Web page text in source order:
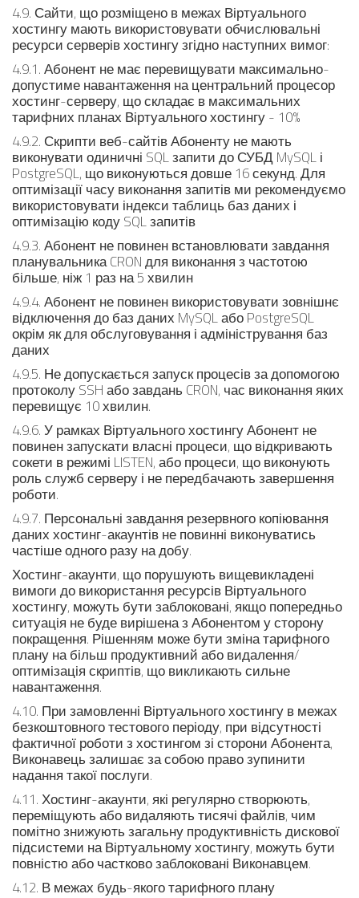
4.9. Сайти, що розміщено в межах Віртуального
хостингу мають використовувати обчислювальні
ресурси серверів хостингу згідно наступних вимог:
4.9.1. Абонент не має перевищувати максимально-
допустиме навантаження на центральний процесор
хостинг-серверу, що складає в максимальних
тарифних планах Віртуального хостингу - 10%
4.9.2. Скрипти веб-сайтів Абоненту не мають
виконувати одиничні SQL запити до СУБД MySQL і
PostgreSQL, що виконуються довше 16 секунд. Для
оптимізації часу виконання запитів ми рекомендуємо
використовувати індекси таблиць баз даних і
оптимізацію коду SQL запитів
4.9.3. Абонент не повинен встановлювати завдання
планувальника CRON для виконання з частотою
більше, ніж 1 раз на 5 хвилин
4.9.4. Абонент не повинен використовувати зовнішнє
відключення до баз даних MySQL або PostgreSQL
окрім як для обслуговування і адміністрування баз
даних
4.9.5. Не допускається запуск процесів за допомогою
протоколу SSH або завдань CRON, час виконання яких
перевищує 10 хвилин.
4.9.6. У рамках Віртуального хостингу Абонент не
повинен запускати власні процеси, що відкривають
сокети в режимі LISTEN, або процеси, що виконують
роль служб серверу і не передбачають завершення
роботи.
4.9.7. Персональні завдання резервного копіювання
даних хостинг-акаунтів не повинні виконуватись
частіше одного разу на добу.
Хостинг-акаунти, що порушують вищевикладені
вимоги до використання ресурсів Віртуального
хостингу, можуть бути заблоковані, якщо попередньо
ситуація не буде вирішена з Абонентом у сторону
покращення. Рішенням може бути зміна тарифного
плану на більш продуктивний або видалення/
оптимізація скриптів, що викликають сильне
навантаження.
4.10. При замовленні Віртуального хостингу в межах
безкоштовного тестового періоду, при відсутності
фактичної роботи з хостингом зі сторони Абонента,
Виконавець залишає за собою право зупинити
надання такої послуги.
4.11. Хостинг-акаунти, які регулярно створюють,
переміщують або видаляють тисячі файлів, чим
помітно знижують загальну продуктивність дискової
підсистеми на Віртуальному хостингу, можуть бути
повністю або частково заблоковані Виконавцем.
4.12. В межах будь-якого тарифного плану